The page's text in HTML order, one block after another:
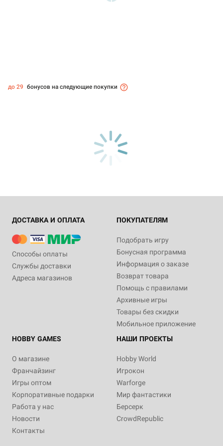
до 29 бонусов на следующие покупки
ДОСТАВКА И ОПЛАТА
Способы оплаты
Службы доставки
Адреса магазинов
ПОКУПАТЕЛЯМ
Подобрать игру
Бонусная программа
Информация о заказе
Возврат товара
Помощь с правилами
Архивные игры
Товары без скидки
Мобильное приложение
HOBBY GAMES
О магазине
Франчайзинг
Игры оптом
Корпоративные подарки
Работа у нас
Новости
Контакты
НАШИ ПРОЕКТЫ
Hobby World
Игрокон
Warforge
Мир фантастики
Берсерк
CrowdRepublic